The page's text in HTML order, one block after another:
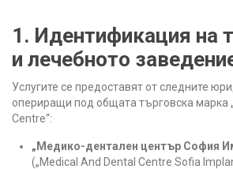
1. Идентификация на
и лечебното
Услугите се предоставят от следните
опериращи под общата търговска марка
Centre“:
„Медико-дентален център София
(„Medical And Dental Centre Sofia